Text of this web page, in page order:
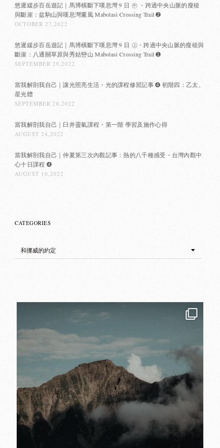
悠遲緩步百岳遊記｜馬博橫斷下嘆息灣 9 日 ㊥ ・跨過中央山脈的瘦稜
與斷崖：盆駒山與嘆息灣薰風 Mabolasi Crossing Trail ➋
OCTOBER 27,2022
悠遲緩步百岳遊記｜馬博橫斷下嘆息灣 9 日 ㊤・跨過中央山脈的瘦稜與
斷崖：八通關草原與秀姑巒山 Mabolasi Crossing Trail ➊
SEPTEMBER 29,2022
當我解剖我自己｜讓光照亮生活・光的課程修習記事 ➍ 初階四：乙太、
星光體
SEPTEMBER 28,2022
當我解剖我自己｜臼井靈氣課程・第一階 學習及施作心得
AUGUST 24,2022
當我解剖我自己｜仲夏第三次內觀記事：熱的八千種感受・台灣內觀中
心十日課程 ➍
AUGUST 10,2022
CATEGORIES
Categories